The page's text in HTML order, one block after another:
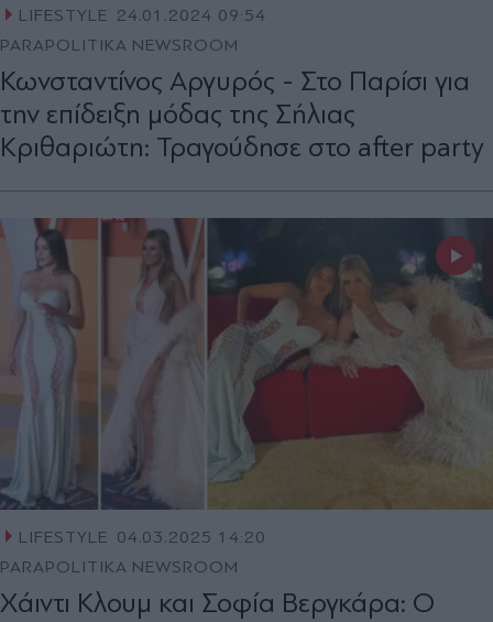
LIFESTYLE 24.01.2024 09:54
PARAPOLITIKA NEWSROOM
Κωνσταντίνος Αργυρός - Στο Παρίσι για
την επίδειξη μόδας της Σήλιας
Κριθαριώτη: Τραγούδησε στο after party
LIFESTYLE 04.03.2025 14:20
PARAPOLITIKA NEWSROOM
Χάιντι Κλουμ και Σοφία Βεργκάρα: Ο